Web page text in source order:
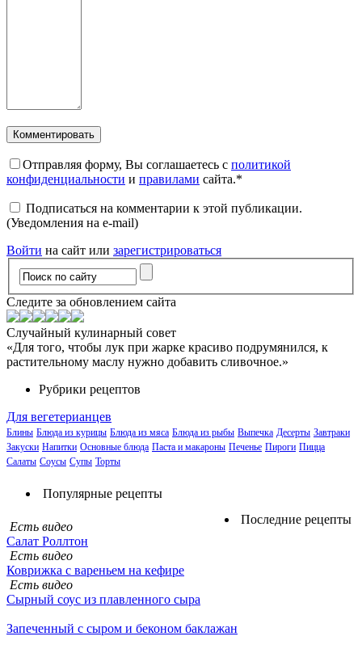
Отправляя форму, Вы соглашаетесь с политикой
конфиденциальности и правилами сайта.*
Подписаться на комментарии к этой публикации.
(Уведомления на e-mail)
Войти на сайт или зарегистрироваться
Следите за обновлением сайта
Случайный кулинарный совет
«Для того, чтобы лук при жарке красиво подрумянился, к
растительному маслу нужно добавить сливочное.»
Рубрики рецептов
Для вегетерианцев
Блины Блюда из курицы Блюда из мяса Блюда из рыбы Выпечка Десерты Завтраки
Закуски Напитки Основные блюда Паста и макароны Печенье Пироги Пицца
Салаты Соусы Супы Торты
Популярные рецепты
Последние рецепты
Есть видео
Салат Роллтон
Есть видео
Коврижка с вареньем на кефире
Есть видео
Сырный соус из плавленного сыра
Запеченный с сыром и беконом баклажан